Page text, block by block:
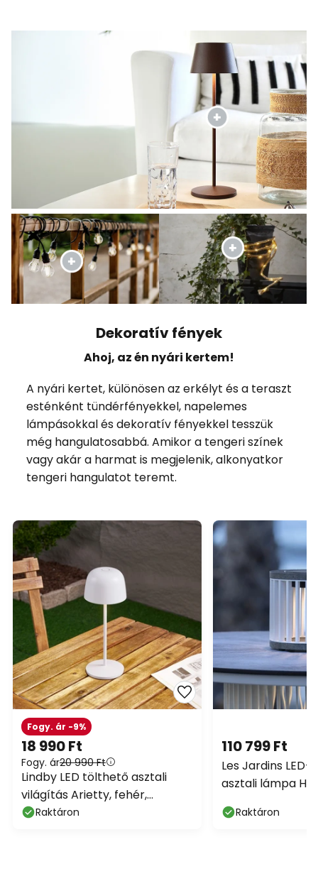
Dekoratív fények
Ahoj, az én nyári kertem!
A nyári kertet, különösen az erkélyt és a teraszt
esténként tündérfényekkel, napelemes
lámpásokkal és dekoratív fényekkel tesszük
még hangulatosabbá. Amikor a tengeri színek
vagy akár a harmat is megjelenik, alkonyatkor
tengeri hangulatot teremt.
18 990 Ft
Fogy. ár20 990 Ft
Fogy. ár -9%
Lindby LED tölthető asztali
világítás Arietty, fehér,
dimmelhető, IP65
Raktáron
110 799 Ft
Les Jardins
asztali lámpa
Raktáron